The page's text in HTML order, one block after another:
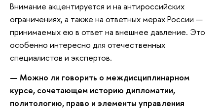
Внимание акцентируется и на антироссийских
ограничениях, а также на ответных мерах России —
принимаемых ею в ответ на внешнее давление. Это
особенно интересно для отечественных
специалистов и экспертов.
— Можно ли говорить о междисциплинарном
курсе, сочетающем историю дипломатии,
политологию, право и элементы управления